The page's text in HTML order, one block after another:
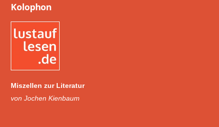
Kolophon
Miszellen zur Literatur
von Jochen Kienbaum